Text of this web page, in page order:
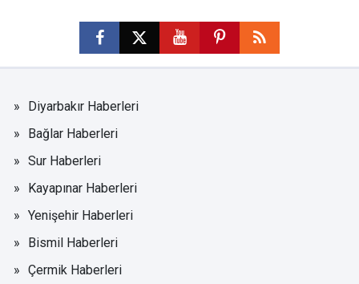
Diyarbakır Haberleri
Bağlar Haberleri
Sur Haberleri
Kayapınar Haberleri
Yenişehir Haberleri
Bismil Haberleri
Çermik Haberleri